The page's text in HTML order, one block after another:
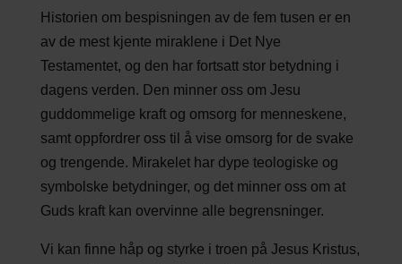
Historien om bespisningen av de fem tusen er en
av de mest kjente miraklene i Det Nye
Testamentet, og den har fortsatt stor betydning i
dagens verden. Den minner oss om Jesu
guddommelige kraft og omsorg for menneskene,
samt oppfordrer oss til å vise omsorg for de svake
og trengende. Mirakelet har dype teologiske og
symbolske betydninger, og det minner oss om at
Guds kraft kan overvinne alle begrensninger.
Vi kan finne håp og styrke i troen på Jesus Kristus,